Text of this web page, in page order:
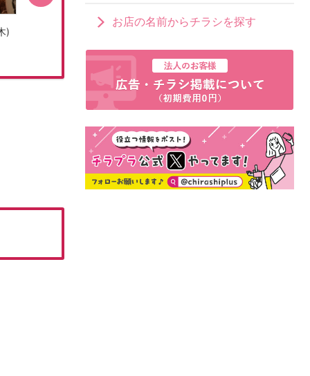
) 売出し期間:7/31(金)〜8/16(日)
お店の名前からチラシを探す